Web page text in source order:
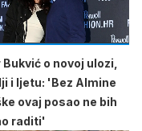
o novoj ulozi,
i ljetu: 'Bez Almine
ovaj posao ne bih
raditi'